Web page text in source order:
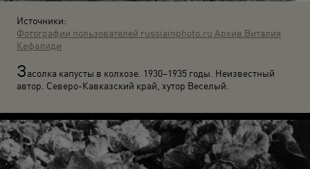
Источники:
Фотографии пользователей russiainphoto.ru Архив Виталия
Кефалиди
Засолка капусты в колхозе. 1930–1935 годы. Неизвестный
автор. Северо-Кавказский край, хутор Веселый.